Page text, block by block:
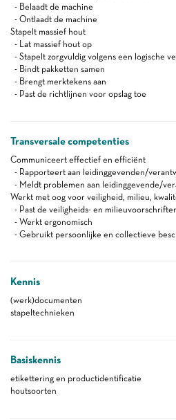
- Belaadt de machine
- Ontlaadt de machine
Stapelt massief hout
- Lat massief hout op
- Stapelt zorgvuldig volgens een logische
- Bindt pakketten samen
- Brengt merktekens aan
- Past de richtlijnen voor opslag toe
Transversale competenties
Communiceert effectief en efficiënt
- Rapporteert aan leidinggevenden/
- Meldt problemen aan leidinggevende/
Werkt met oog voor veiligheid, milieu,
- Past de veiligheids- en
- Werkt ergonomisch
- Gebruikt persoonlijke en collectieve
Kennis
(werk)documenten
stapeltechnieken
Basiskennis
etikettering en productidentificatie
houtsoorten